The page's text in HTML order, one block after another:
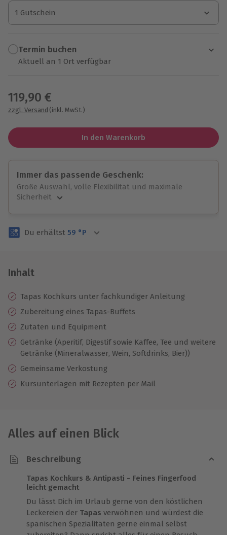
1 Gutschein
1 Gutschein
1 Gutschein
Termin buchen
Aktuell an 1 Ort verfügbar
119,90 €
zzgl. Versand (inkl. MwSt.)
In den Warenkorb
Immer das passende Geschenk:
Große Auswahl, volle Flexibilität und maximale
Sicherheit
Volle Flexibilität
3 Jahre gültig & verlängerbar.
Du erhältst 59 °P
Inhalt
Tapas Kochkurs unter fachkundiger Anleitung
Zubereitung eines Tapas-Buffets
Zutaten und Equipment
Getränke (Aperitif, Digestif sowie Kaffee, Tee und weitere
Getränke (Mineralwasser, Wein, Softdrinks, Bier))
Gemeinsame Verkostung
Kursunterlagen mit Rezepten per Mail
Alles auf einen Blick
Beschreibung
Tapas Kochkurs & Antipasti - Feines Fingerfood
leicht gemacht
Du lässt Dich im Urlaub gerne von den köstlichen
Leckereien der Tapas verwöhnen und würdest die
spanischen Spezialitäten gerne einmal selbst